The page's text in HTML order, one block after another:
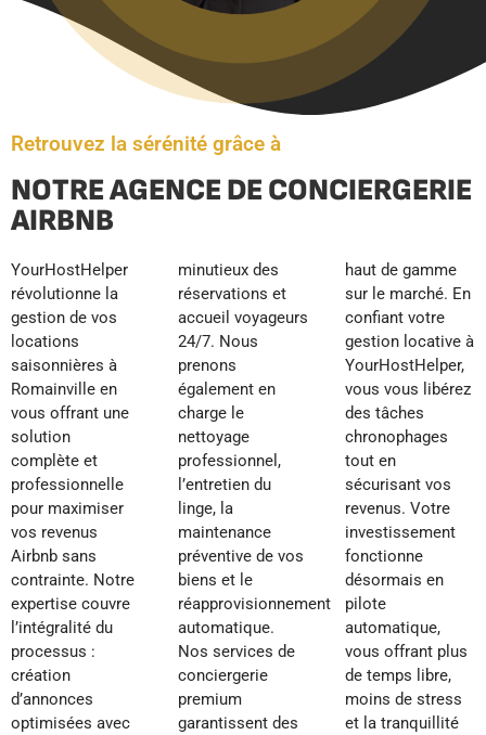
Retrouvez la sérénité grâce à
NOTRE AGENCE DE CONCIERGERIE
AIRBNB
YourHostHelper
révolutionne la
gestion de vos
locations
saisonnières à
Romainville en
vous offrant une
solution
complète et
professionnelle
pour maximiser
vos revenus
Airbnb sans
contrainte. Notre
expertise couvre
l’intégralité du
processus :
création
d’annonces
optimisées avec
minutieux des
réservations et
accueil voyageurs
24/7. Nous
prenons
également en
charge le
nettoyage
professionnel,
l’entretien du
linge, la
maintenance
préventive de vos
biens et le
réapprovisionnement
automatique.
Nos services de
conciergerie
premium
garantissent des
haut de gamme
sur le marché. En
confiant votre
gestion locative à
YourHostHelper,
vous vous libérez
des tâches
chronophages
tout en
sécurisant vos
revenus. Votre
investissement
fonctionne
désormais en
pilote
automatique,
vous offrant plus
de temps libre,
moins de stress
et la tranquillité